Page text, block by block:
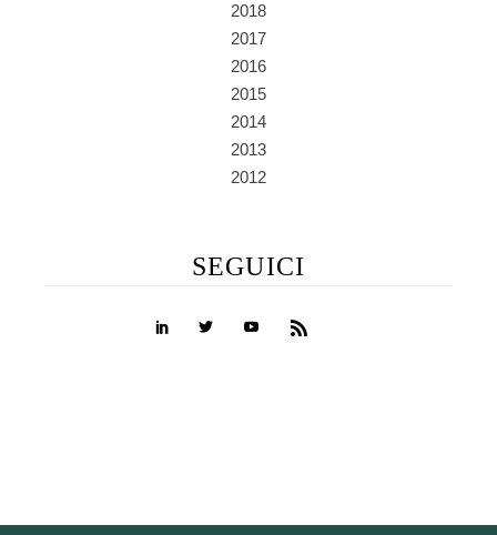
2018
2017
2016
2015
2014
2013
2012
SEGUICI